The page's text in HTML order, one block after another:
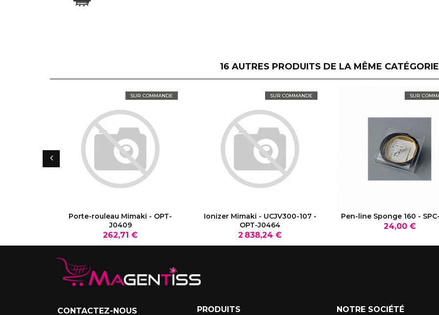
16 AUTRES PRODUITS DE LA MÊME CATÉGORIE
SUR COMMANDE
VOIR LE PRODUIT
Porte-rouleau Mimaki - OPT-
J0409
Prix
262,71 €
SUR COMMANDE
VOIR LE PRODUIT
Ionizer Mimaki - UCJV300-107 -
OPT-J0464
Prix
2 838,24 €
SUR
VOIR LE PRODUIT
Pen-line Sponge 160 -
Prix
24,00 €
CONTACTEZ-NOUS PRODUITS NOTRE SOCIÉTÉ